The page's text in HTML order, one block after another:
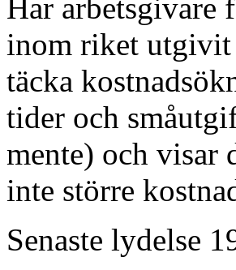
Har arbetsgivare
inom riket
täcka
tider och
mente) och visar
inte större
Senaste lydelse